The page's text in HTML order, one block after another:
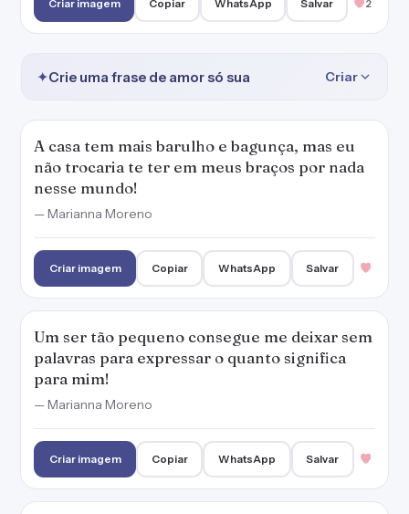
Criar imagem Copiar WhatsApp Salvar 2
✦Crie uma frase de amor só sua Criar
A casa tem mais barulho e bagunça, mas eu
não trocaria te ter em meus braços por nada
nesse mundo!
— Marianna Moreno
Criar imagem Copiar WhatsApp Salvar
Um ser tão pequeno consegue me deixar sem
palavras para expressar o quanto significa
para mim!
— Marianna Moreno
Criar imagem Copiar WhatsApp Salvar